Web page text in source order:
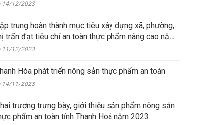
14/12/2023
trung hoàn thành mục tiêu xây dựng xã, phường,
trấn đạt tiêu chí an toàn thực phẩm nâng cao năm
11/12/2023
Hóa phát triển nông sản thực phẩm an toàn
14/11/2023
trương trưng bày, giới thiệu sản phẩm nông sản
phẩm an toàn tỉnh Thanh Hoá năm 2023